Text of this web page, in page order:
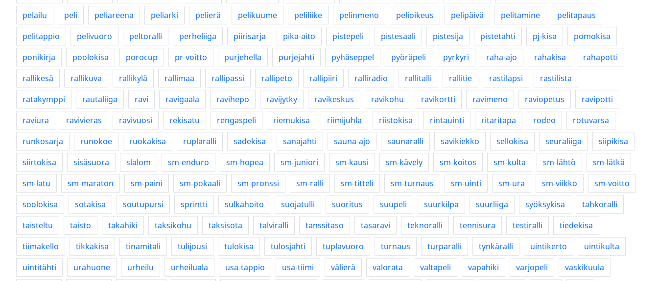
pelailu
peli peliareena peliarki pelierä pelikuume peliliike pelinmeno pelioikeus pelipäivä pelitamine
pelitapaus
pelitappio
pelivuoro peltoralli perheliiga piirisarja pika-aito pistepeli pistesaali pistesija pistetahti pj-kisa
pomokisa
ponikirja
poolokisa porocup pr-voitto purjehella purjejahti pyhäseppel pyöräpeli pyrkyri raha-ajo rahakisa
rahapotti
rallikesä
rallikuva rallikylä rallimaa rallipassi rallipeto rallipiiri ralliradio rallitalli rallitie rastilapsi
rastilista
ratakymppi
rautaliiga ravi ravigaala ravihepo ravijytky ravikeskus ravikohu ravikortti ravimeno raviopetus
ravipotti
raviura
ravivieras ravivuosi rekisatu rengaspeli riemukisa riimijuhla riistokisa rintauinti ritaritapa rodeo
rotuvarsa
runkosarja
runokoe ruokakisa ruplaralli sadekisa sanajahti sauna-ajo saunaralli savikiekko sellokisa seuraliiga
siipikisa
siirtokisa
sisäsuora slalom sm-enduro sm-hopea sm-juniori sm-kausi sm-kävely sm-koitos sm-kulta sm-lähtö
sm-lätkä
sm-latu
sm-maraton sm-paini sm-pokaali sm-pronssi sm-ralli sm-titteli sm-turnaus sm-uinti sm-ura sm-viikko
sm-voitto
soolokisa
sotakisa soutupursi sprintti sulkahoito suojatulli suoritus suupeli suurkilpa suurliiga syöksykisa
tahkoralli
taisteltu
taisto takahiki taksikohu taksisota talviralli tanssitaso tasaravi teknoralli tennisura testiralli
tiedekisa
tiimakello
tikkakisa tinamitali tulijousi tulokisa tulosjahti tuplavuoro turnaus turparalli tynkäralli uintikerto
uintikulta
uintitähti
urahuone urheilu urheiluala usa-tappio usa-tiimi välierä valorata valtapeli vapahiki varjopeli vaskikuula